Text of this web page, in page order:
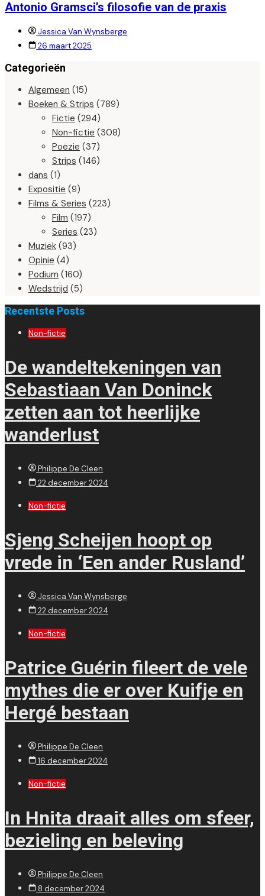
Antonio Gramsci’s filosofie van de praxis
Jessica Van Wynsberge
26 maart 2025
Categorieën
Algemeen (15)
Boeken & Strips (789)
Fictie (294)
Non-fictie (308)
Poëzie (37)
Strips (146)
dans (1)
Expositie (9)
Films & Series (223)
Film (197)
Series (23)
Muziek (93)
Opinie (4)
Podium (160)
Wedstrijd (5)
Recentste Posts
Non-fictie
De wandeltekeningen van
Sebastiaan Van Doninck
zetten aan tot heerlijke
wanderlust
Philippe De Cleen
22 december 2024
Non-fictie
Sjeng Scheijen hoopt op
vrede in ‘Een ander Rusland’
Jessica Van Wynsberge
22 december 2024
Non-fictie
Patrice Guérin fileert de vele
mythes die er over Kuifje en
Hergé bestaan
Philippe De Cleen
16 december 2024
Non-fictie
In Hnita draait alles om sfeer,
bezieling en beleving
Philippe De Cleen
8 december 2024